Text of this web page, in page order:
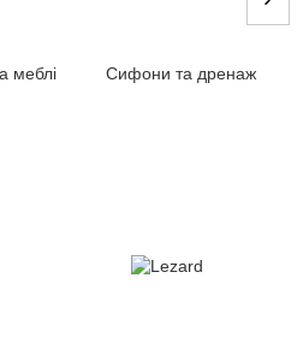
меблі Сифони та дренаж